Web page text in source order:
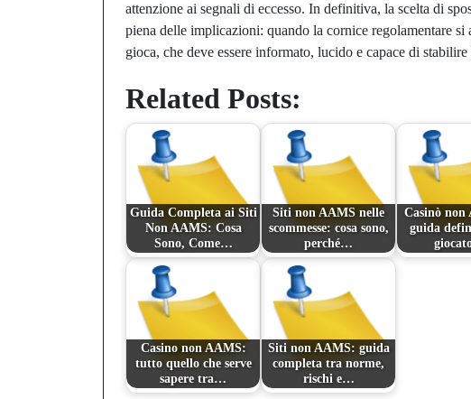
attenzione ai segnali di eccesso. In definitiva, la scelta di
piena delle implicazioni: quando la cornice regolamentare
gioca, che deve essere informato, lucido e capace di
Related Posts:
Guida Completa ai Siti
Non AAMS: Cosa
Sono, Come…
Siti non AAMS nelle
scommesse: cosa sono,
perché…
Casinò non
guida
Casino non AAMS:
tutto quello che serve
sapere tra…
Siti non AAMS: guida
completa tra norme,
rischi e…